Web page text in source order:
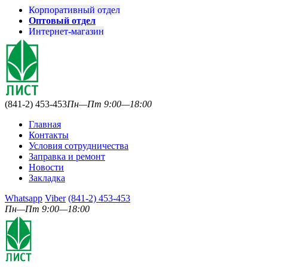
Корпоративный отдел
Оптовый отдел
Интернет-магазин
(841-2) 453-453Пн—Пт 9:00—18:00
Главная
Контакты
Условия сотрудничества
Заправка и ремонт
Новости
Закладка
Whatsapp Viber (841-2) 453-453
Пн—Пт 9:00—18:00